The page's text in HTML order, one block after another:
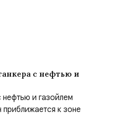
с нефтью и
и газойлем
к зоне